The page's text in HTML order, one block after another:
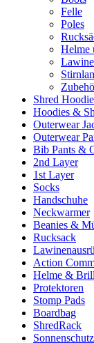
Felle
Poles
Helme
Shred
Hoodies &
Outerwear
Outerwear
Bib Pants &
2nd Layer
1st Layer
Socks
Handschuhe
Neckwarmer
Beanies &
Rucksack
Action
Helme &
Protektoren
Stomp Pads
Boardbag
ShredRack
Sonnenschutz